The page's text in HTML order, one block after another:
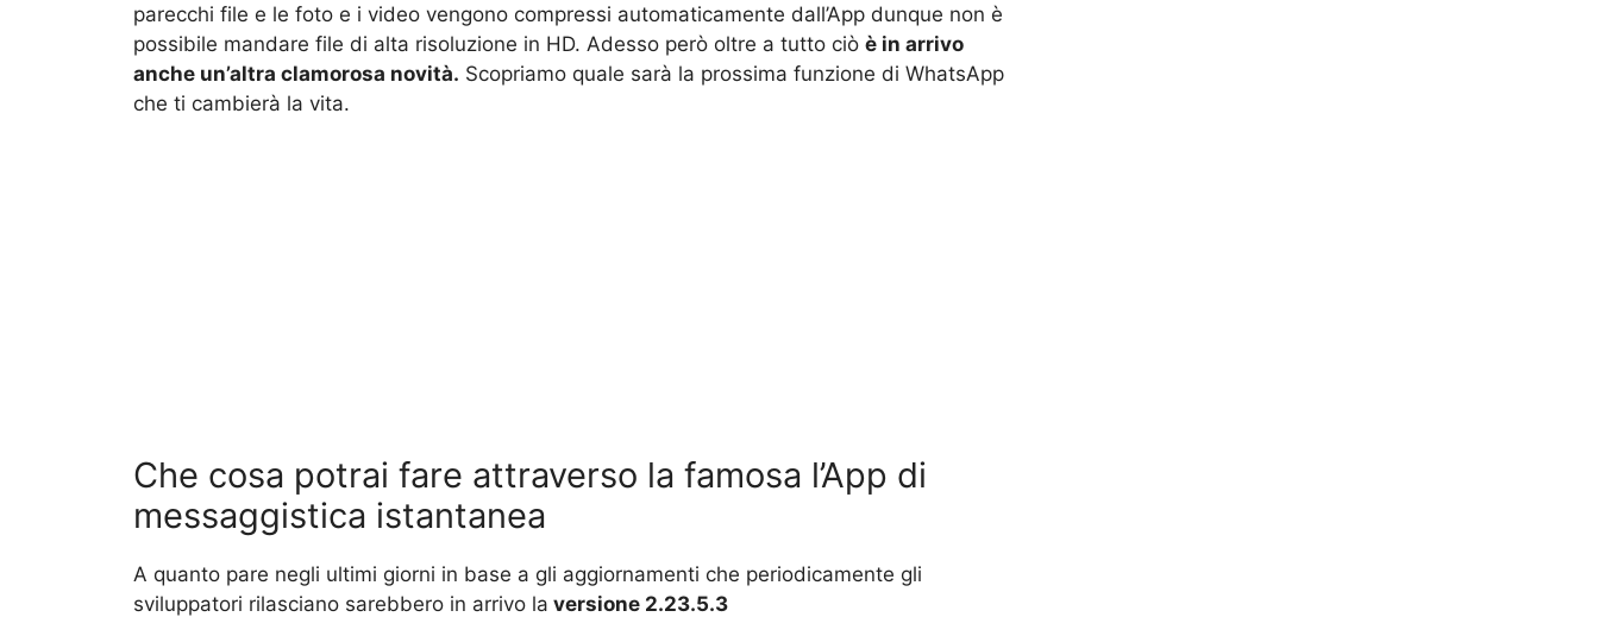
parecchi file e le foto e i video vengono compressi automaticamente dall’App dunque non è
possibile mandare file di alta risoluzione in HD. Adesso però oltre a tutto ciò è in arrivo
anche un’altra clamorosa novità. Scopriamo quale sarà la prossima funzione di WhatsApp
che ti cambierà la vita.
Che cosa potrai fare attraverso la famosa l’App di
messaggistica istantanea
A quanto pare negli ultimi giorni in base a gli aggiornamenti che periodicamente gli
sviluppatori rilasciano sarebbero in arrivo la versione 2.23.5.3